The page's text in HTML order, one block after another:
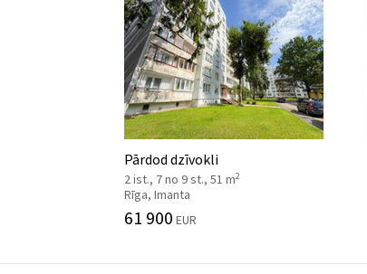
Pārdod dzīvokli
2 ist., 7 no 9 st., 51 m2
Rīga, Imanta
61 900 EUR